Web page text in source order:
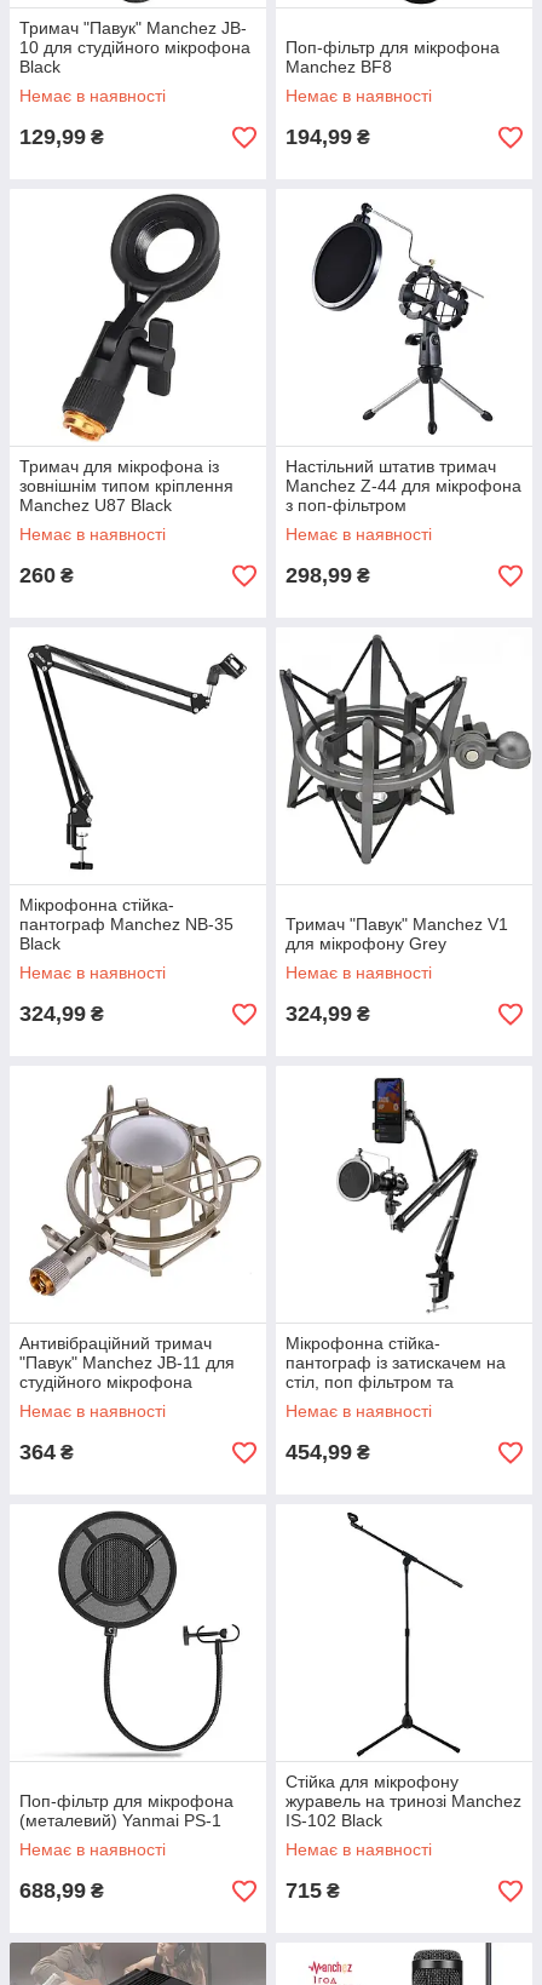
Тримач "Павук" Manchez JB-
10 для студійного мікрофона
Black
Немає в наявності
129,99 ₴
Поп-фільтр для мікрофона
Manchez BF8
Немає в наявності
194,99 ₴
Тримач для мікрофона із
зовнішнім типом кріплення
Manchez U87 Black
Немає в наявності
260 ₴
Настільний штатив тримач
Manchez Z-44 для мікрофона
з поп-фільтром
Немає в наявності
298,99 ₴
Мікрофонна стійка-
пантограф Manchez NB-35
Black
Немає в наявності
324,99 ₴
Тримач "Павук" Manchez V1
для мікрофону Grey
Немає в наявності
324,99 ₴
Антивібраційний тримач
"Павук" Manchez JB-11 для
студійного мікрофона
Шампань
Немає в наявності
364 ₴
Мікрофонна стійка-
пантограф із затискачем на
стіл, поп фільтром та
тримачем телефону Manchez
103A
Немає в наявності
454,99 ₴
Поп-фільтр для мікрофона
(металевий) Yanmai PS-1
Немає в наявності
688,99 ₴
Стійка для мікрофону
журавель на тринозі Manchez
IS-102 Black
Немає в наявності
715 ₴